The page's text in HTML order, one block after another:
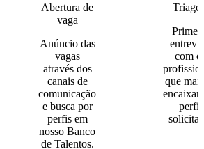
Abertura de
vaga
Anúncio das
vagas
através dos
canais de
comunicação
e busca por
perfis em
nosso Banco
de Talentos.
com
que
perfil